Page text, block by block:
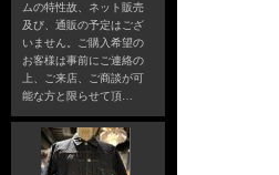
ムの特性故、ネット販売
及び、通販の予定はござ
いません。ご購入希望の
お客様は事前にご連絡の
上、ご来店、ご商談が可
能な方と限らせて頂…